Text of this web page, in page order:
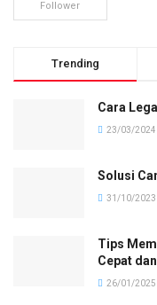
Follower
Trending
Cara
23/03/2024
Solusi
31/10/2023
Tips
Cepat
26/01/2025